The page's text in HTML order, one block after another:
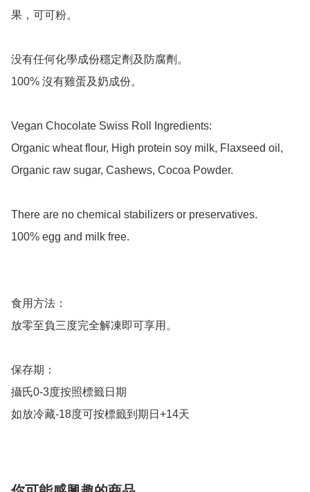
果，可可粉。
没有任何化學成份穩定劑及防腐劑。
100% 沒有雞蛋及奶成份。
Vegan Chocolate Swiss Roll Ingredients:
Organic wheat flour, High protein soy milk, Flaxseed oil,
Organic raw sugar, Cashews, Cocoa Powder.
There are no chemical stabilizers or preservatives.
100% egg and milk free.
食用方法：
放零至負三度完全解凍即可享用。
保存期：
攝氏0-3度按照標籤日期
如放冷藏-18度可按標籤到期日+14天